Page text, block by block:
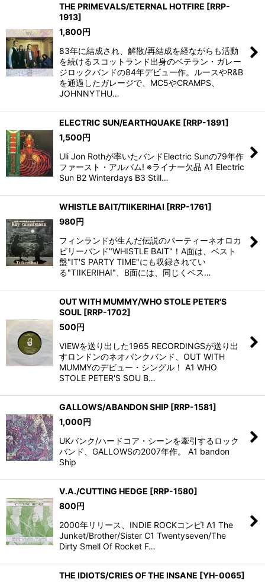
THE PRIMEVALS/ETERNAL HOTFIRE [RRP-
1913]
1,800円
83年に結成され、解散/再結成を経ながらも活動
を続けるスコットランド出身のベテラン・ガレー
ジロックバンドの84年デビュー作。ルースやR&B
を通過したガレージで、MC5やCRAMPS、
JOHNNYTHU…
ELECTRIC SUN/EARTHQUAKE [RRP-1891]
1,500円
Uli Jon Rothが率いたバンドElectric Sunの79年作
ファースト・アルバム! ※ライナー欠品 A1 Electric
Sun B2 Winterdays B3 Still…
WHISTLE BAIT/TIIKERIHAI [RRP-1761]
980円
フィンランドが生んだ伝説のパーティーネオロカ
ビリーバンド"WHISTLE BAIT"！A面は、ベスト
盤"IT'S PARTY TIME"にも収録されてい
る"TIIKERIHAI"、B面には、同じくベス…
OUT WITH MUMMY/WHO STOLE PETER'S
SOUL [RRP-1702]
500円
VIEWを送り出した1965 RECORDINGSが送り出
すロンドンのネオパンクバンド、OUT WITH
MUMMYのデビュー・シングル！ A1 WHO
STOLE PETER'S SOU B…
GALLOWS/ABANDON SHIP [RRP-1581]
1,000円
UKパンク/ハードコア・シーンを牽引するロック
バンド、GALLOWSの2007年作。 A1 bandon
Ship
V.A./CUTTING HEDGE [RRP-1580]
800円
2000年リリース、INDIE ROCKコンピ! A1 The
Junket/Brother/Sister C1 Twentyseven/The
Dirty Smell Of Rocket F…
THE IDIOTS/CRIES OF THE INSANE [YH-0065]